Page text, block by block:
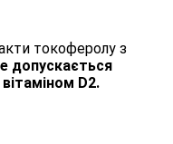
токоферолу з
допускається
D2.